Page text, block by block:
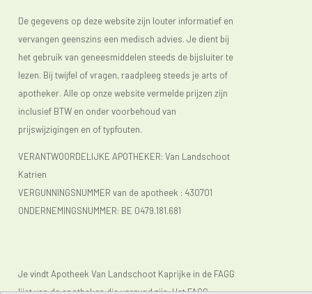
De gegevens op deze website zijn louter informatief en
vervangen geenszins een medisch advies. Je dient bij
het gebruik van geneesmiddelen steeds de bijsluiter te
lezen. Bij twijfel of vragen, raadpleeg steeds je arts of
apotheker. Alle op onze website vermelde prijzen zijn
inclusief BTW en onder voorbehoud van
prijswijzigingen en of typfouten.
VERANTWOORDELIJKE APOTHEKER: Van Landschoot
Katrien
VERGUNNINGSNUMMER van de apotheek : 430701
ONDERNEMINGSNUMMER: BE 0479.181.681
Je vindt Apotheek Van Landschoot Kaprijke in de FAGG
lijst van de apotheken die vergund zijn. Het FAGG